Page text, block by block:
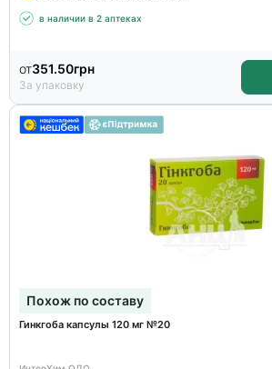
в наличии в 2 аптеках
от351.50грн
За упаковку
Похож по составу
Гинкгоба капсулы 120 мг №20